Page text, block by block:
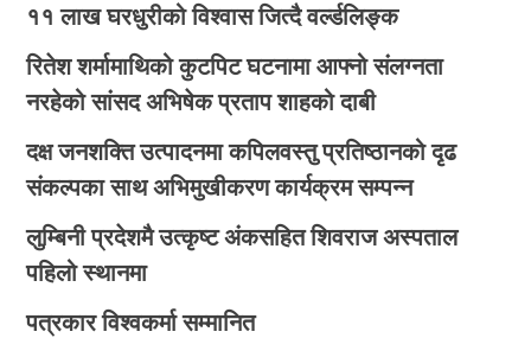
११ लाख घरधुरीको विश्वास जित्दै वर्ल्डलिङ्क
रितेश शर्मामाथिको कुटपिट घटनामा आफ्नो संलग्नता
नरहेको सांसद अभिषेक प्रताप शाहको दाबी
दक्ष जनशक्ति उत्पादनमा कपिलवस्तु प्रतिष्ठानको दृढ
संकल्पका साथ अभिमुखीकरण कार्यक्रम सम्पन्न
लुम्बिनी प्रदेशमै उत्कृष्ट अंकसहित शिवराज अस्पताल
पहिलो स्थानमा
पत्रकार विश्वकर्मा सम्मानित